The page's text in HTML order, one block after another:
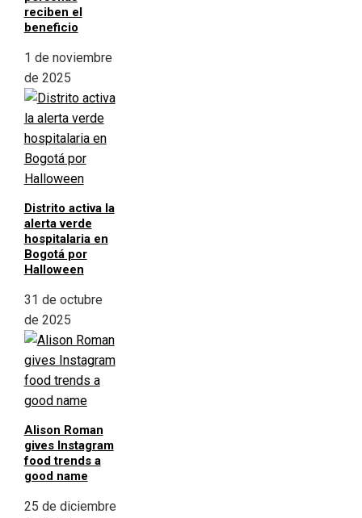
reciben el
beneficio
1 de noviembre
de 2025
Distrito activa la
alerta verde
hospitalaria en
Bogotá por
Halloween
31 de octubre
de 2025
Alison Roman
gives Instagram
food trends a
good name
25 de diciembre